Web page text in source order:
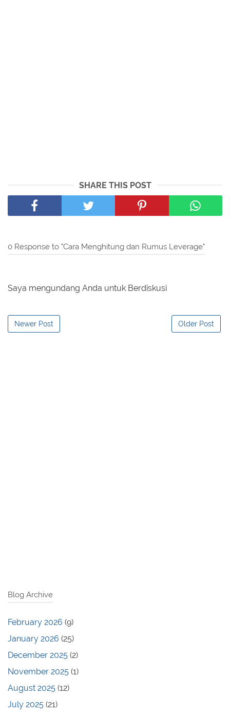
SHARE THIS POST
0 Response to "Cara Menghitung dan Rumus Leverage"
Saya mengundang Anda untuk Berdiskusi
Newer Post Older Post
Blog Archive
February 2026 (9)
January 2026 (25)
December 2025 (2)
November 2025 (1)
August 2025 (12)
July 2025 (21)